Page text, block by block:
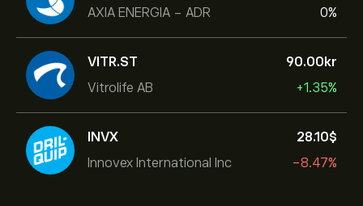
AXIA ENERGIA - ADR
0%
VITR.ST
Vitrolife AB
90.00‎kr‎
+1.35%
INVX
Innovex International Inc
28.10‎$‎
-8.47%